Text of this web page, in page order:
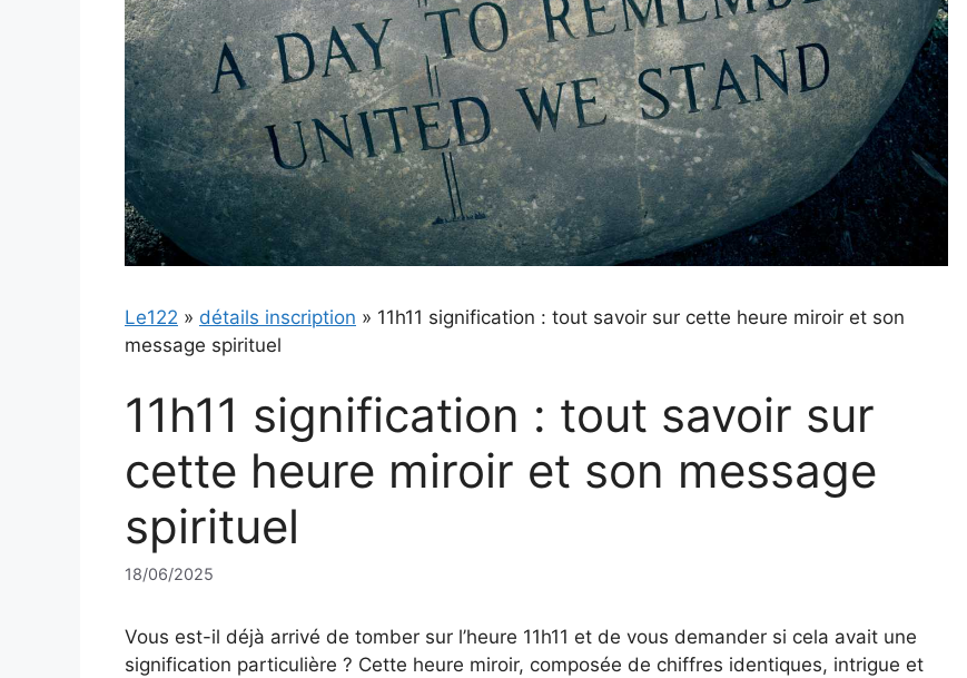
Le122 » détails inscription » 11h11 signification : tout savoir sur cette heure miroir et son
message spirituel
11h11 signification : tout savoir sur
cette heure miroir et son message
spirituel
18/06/2025
Vous est-il déjà arrivé de tomber sur l’heure 11h11 et de vous demander si cela avait une
signification particulière ? Cette heure miroir, composée de chiffres identiques, intrigue et